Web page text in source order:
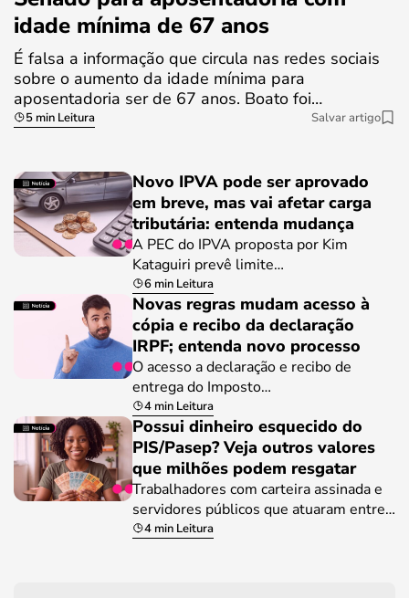
idade mínima de 67 anos
É falsa a informação que circula nas redes sociais
sobre o aumento da idade mínima para
aposentadoria ser de 67 anos. Boato foi…
5 min Leitura Salvar artigo
Novo IPVA pode ser aprovado
em breve, mas vai afetar carga
tributária: entenda mudança
A PEC do IPVA proposta por Kim
Kataguiri prevê limite…
6 min Leitura
Novas regras mudam acesso à
cópia e recibo da declaração
IRPF; entenda novo processo
O acesso a declaração e recibo de
entrega do Imposto…
4 min Leitura
Possui dinheiro esquecido do
PIS/Pasep? Veja outros valores
que milhões podem resgatar
Trabalhadores com carteira assinada e
servidores públicos que atuaram entre…
4 min Leitura